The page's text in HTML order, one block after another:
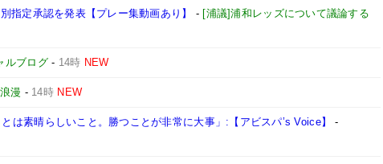
指定承認を発表【プレー集動画あり】 - [浦議]浦和レッズについて議論する
ルブログ- 14時 NEW
漫 - 14時 NEW
は素晴らしいこと。勝つことが非常に大事」:【アビスパ’s Voice】
-